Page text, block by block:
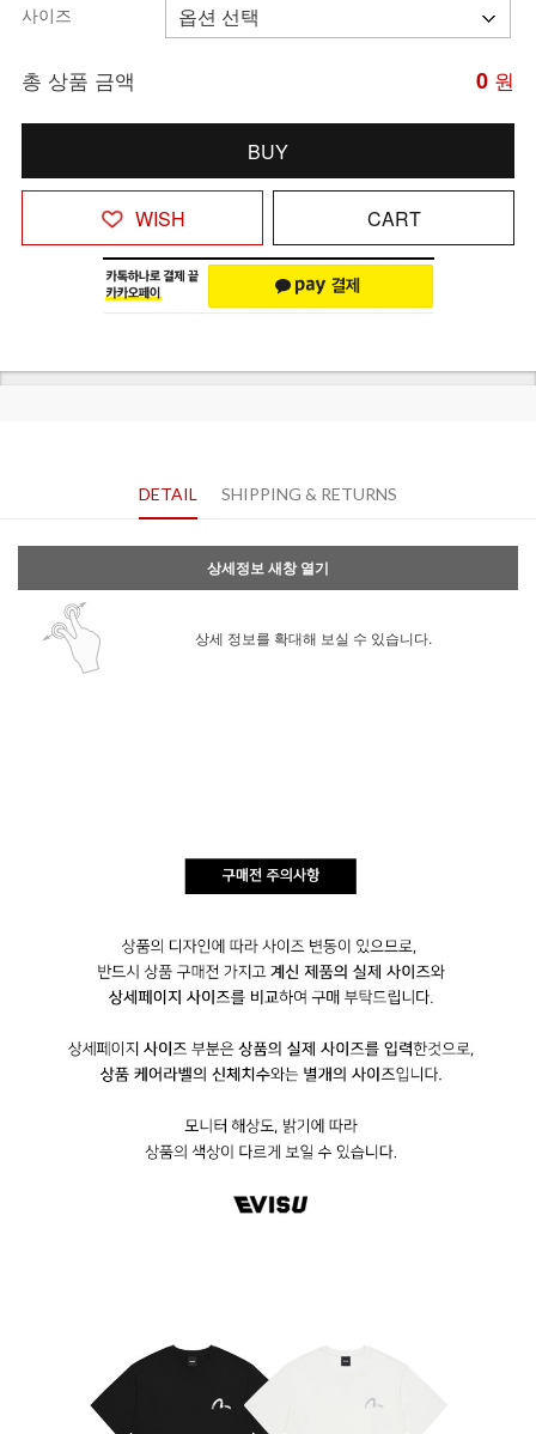
사이즈
총 상품 금액 0 원
BUY
WISH CART
DETAIL SHIPPING & RETURNS
상세정보 새창 열기
상세 정보를 확대해 보실 수 있습니다.